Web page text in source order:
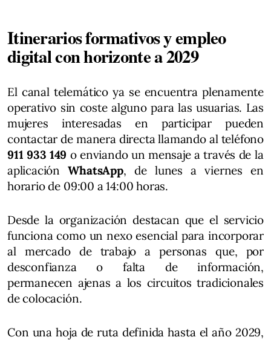
Itinerarios formativos y empleo
digital con horizonte a 2029
El canal telemático ya se encuentra plenamente
operativo sin coste alguno para las usuarias. Las
mujeres interesadas en participar pueden
contactar de manera directa llamando al teléfono
911 933 149 o enviando un mensaje a través de la
aplicaciónWhatsApp, de lunes a viernes en
horario de 09:00 a 14:00 horas.
Desde la organización destacan que el servicio
funciona como un nexo esencial para incorporar
al mercado de trabajo a personas que, por
desconfianza o falta de información,
permanecen ajenas a los circuitos tradicionales
de colocación.
Con una hoja de ruta definida hasta el año 2029,